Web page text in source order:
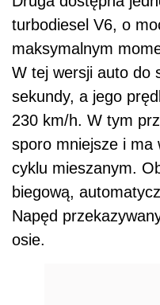
turbodiesel V6, o
maksymalnym
W tej wersji auto do
sekundy, a jego
230 km/h. W tym
sporo mniejsze i ma
cyklu mieszanym.
biegową,
Napęd
osie.